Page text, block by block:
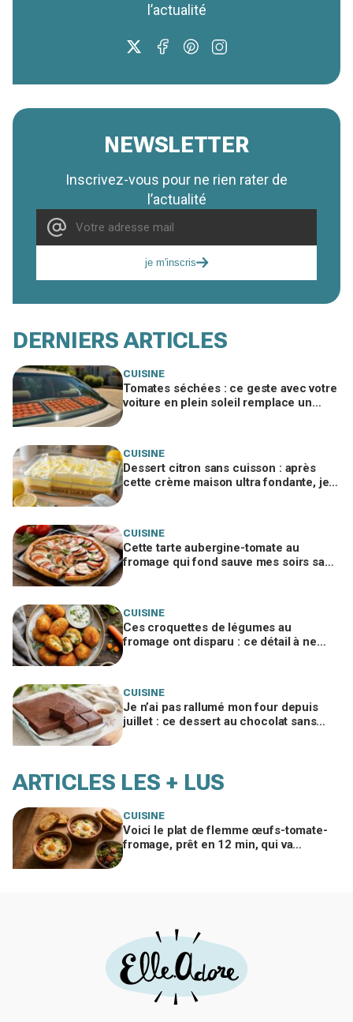
l’actualité
NEWSLETTER
Inscrivez-vous pour ne rien rater de
l’actualité
je m'inscris
DERNIERS ARTICLES
CUISINE
Tomates séchées : ce geste avec votre
voiture en plein soleil remplace un
CUISINE
Dessert citron sans cuisson : après
cette crème maison ultra fondante, je
CUISINE
Cette tarte aubergine-tomate au
fromage qui fond sauve mes soirs sans
CUISINE
Ces croquettes de légumes au
fromage ont disparu : ce détail à ne
CUISINE
Je n’ai pas rallumé mon four depuis
juillet : ce dessert au chocolat sans
ARTICLES LES + LUS
CUISINE
Voici le plat de flemme œufs-tomate-
fromage, prêt en 12 min, qui va